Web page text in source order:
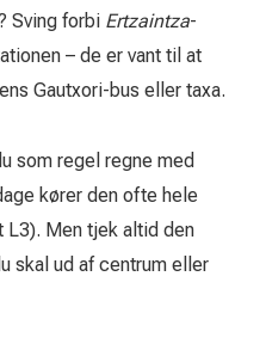
Sving forbi Ertzaintza-
– de er vant til at
Gautxori-bus eller taxa.
som regel regne med
kører den ofte hele
L3). Men tjek altid den
skal ud af centrum eller